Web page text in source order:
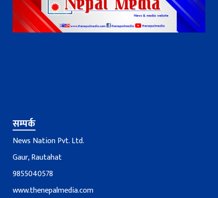
सम्पर्क
News Nation Pvt. Ltd.
Gaur, Rautahat
9855040578
www.thenepalmedia.com